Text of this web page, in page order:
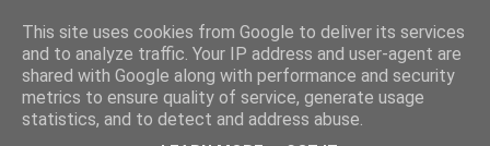
Copilarim
This site uses cookies from Google to deliver its services
and to analyze traffic. Your IP address and user-agent are
shared with Google along with performance and security
metrics to ensure quality of service, generate usage
statistics, and to detect and address abuse.